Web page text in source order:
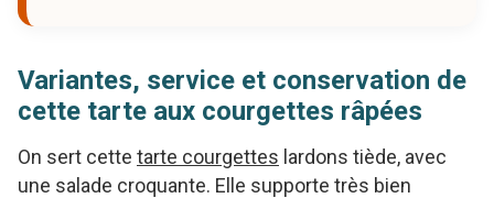
Variantes, service et conservation de
cette tarte aux courgettes râpées
On sert cette tarte courgettes lardons tiède, avec
une salade croquante. Elle supporte très bien